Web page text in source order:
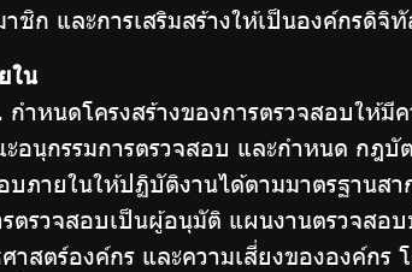
าชิก และการเสริมสร้างให้เป็นองค์กรดิ
ใน
ำหนดโครงสร้างของการตรวจสอบให้มี
อนุกรรมการตรวจสอบ และกำหนด กฎ
บภายในให้ปฏิบัติงานได้ตามมาตรฐานส
ตรวจสอบเป็นผู้อนุมัติ แผนงานตรวจสอ
สตร์องค์กร และความเสี่ยงขององค์ก